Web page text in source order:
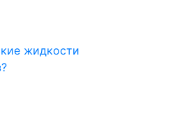
жидкости